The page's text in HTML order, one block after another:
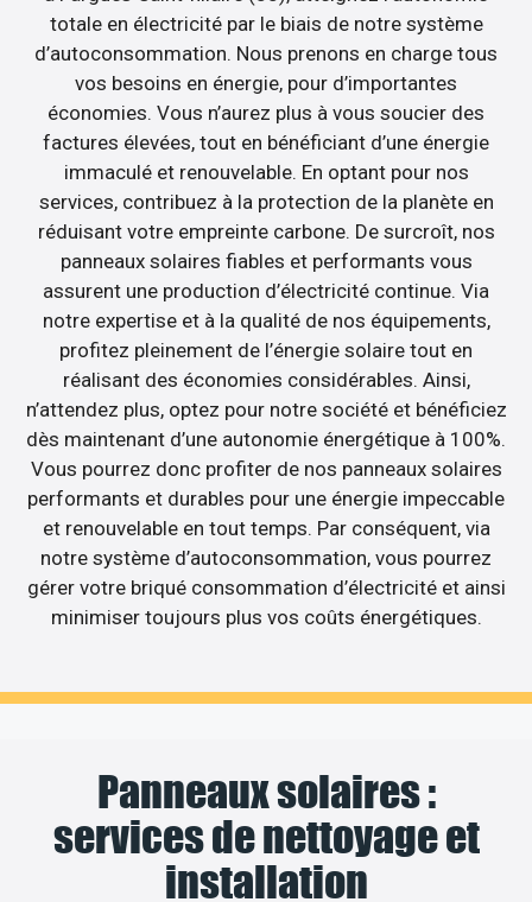
totale en électricité par le biais de notre système
d’autoconsommation. Nous prenons en charge tous
vos besoins en énergie, pour d’importantes
économies. Vous n’aurez plus à vous soucier des
factures élevées, tout en bénéficiant d’une énergie
immaculé et renouvelable. En optant pour nos
services, contribuez à la protection de la planète en
réduisant votre empreinte carbone. De surcroît, nos
panneaux solaires fiables et performants vous
assurent une production d’électricité continue. Via
notre expertise et à la qualité de nos équipements,
profitez pleinement de l’énergie solaire tout en
réalisant des économies considérables. Ainsi,
n’attendez plus, optez pour notre société et bénéficiez
dès maintenant d’une autonomie énergétique à 100%.
Vous pourrez donc profiter de nos panneaux solaires
performants et durables pour une énergie impeccable
et renouvelable en tout temps. Par conséquent, via
notre système d’autoconsommation, vous pourrez
gérer votre briqué consommation d’électricité et ainsi
minimiser toujours plus vos coûts énergétiques.
Panneaux solaires :
services de nettoyage et
installation